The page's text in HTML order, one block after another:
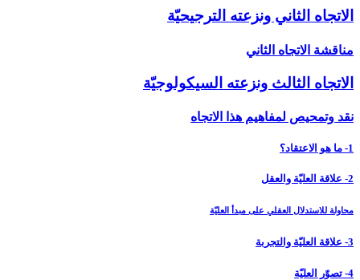
الاتجاه الثاني ونزعته الترجيحيّة
مناقشة الاتجاه الثاني
الاتجاه الثالث ونزعته السيكولوجيّة
نقد وتمحيص لمفاهيم هذا الاتجاه
1- ما هو الاعتقاد؟
2- علاقة العليّة والعقل
محاولة للاستدلال العقلي على مبدأ العليّة
3- علاقة العليّة والتجربة
4- تصوّر العليّة